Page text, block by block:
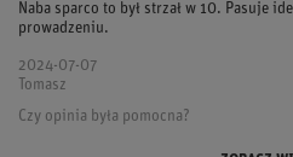
Naba sparco to był strzał w 10. Pasuje
prowadzeniu.
2024-07-07
Tomasz
Czy opinia była pomocna?